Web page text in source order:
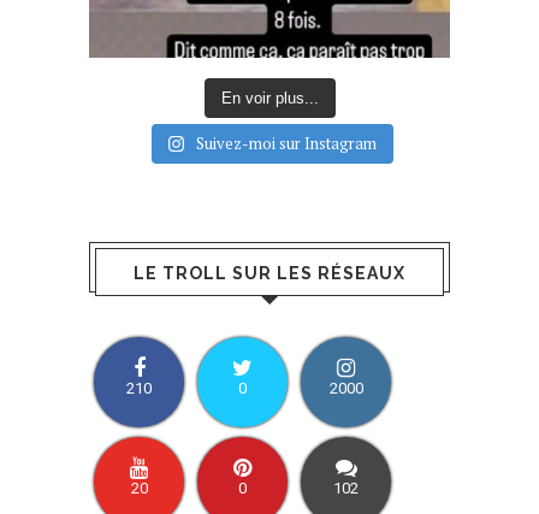
En voir plus...
Suivez-moi sur Instagram
LE TROLL SUR LES RÉSEAUX
210 0 2000
20 0 102